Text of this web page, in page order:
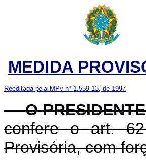
MEDIDA
Reeditada pela MPv nº 1.559-13, de 1997
O
confere o art.
Provisória, com